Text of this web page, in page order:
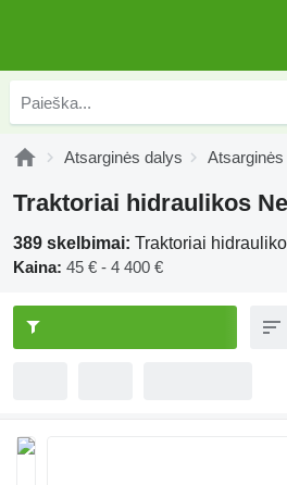
Atsarginės dalys
Traktoriai hidraulikos
389 skelbimai: Traktoriai
Kaina: 45 € - 4 400 €